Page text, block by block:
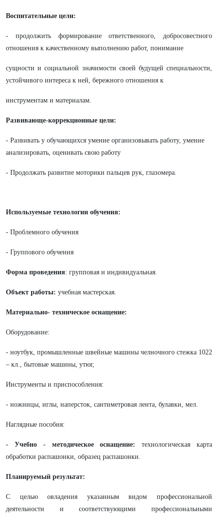
Воспитательные цели:
- продолжить формирование ответственного, добросовестного
отношения к качественному выполнению работ, понимание
сущности и социальной значимости своей будущей специальности,
устойчивого интереса к ней, бережного отношения к
инструментам и материалам.
Развивающе-коррекционные цели:
- Развивать у обучающихся умение организовывать работу, умение
анализировать, оценивать свою работу
- Продолжать развитие моторики пальцев рук, глазомера.
Используемые технологии обучения:
- Проблемного обучения
- Группового обучения
Форма проведения: групповая и индивидуальная.
Объект работы: учебная мастерская.
Материально- техническое оснащение:
Оборудование:
- ноутбук, промышленные швейные машины челночного стежка 1022
– кл., бытовые машины, утюг,
Инструменты и приспособления:
- ножницы, иглы, наперсток, сантиметровая лента, булавки, мел.
Наглядные пособия:
- Учебно - методическое оснащение: технологическая карта
обработки распашонки, образец распашонки.
Планируемый результат:
С целью овладения указанным видом профессиональной
деятельности и соответствующими профессиональными